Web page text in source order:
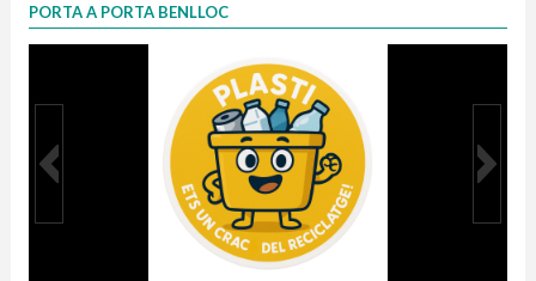
PORTA A PORTA BENLLOC